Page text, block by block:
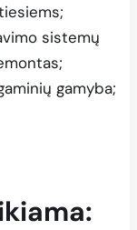
sistemų
gamyba;